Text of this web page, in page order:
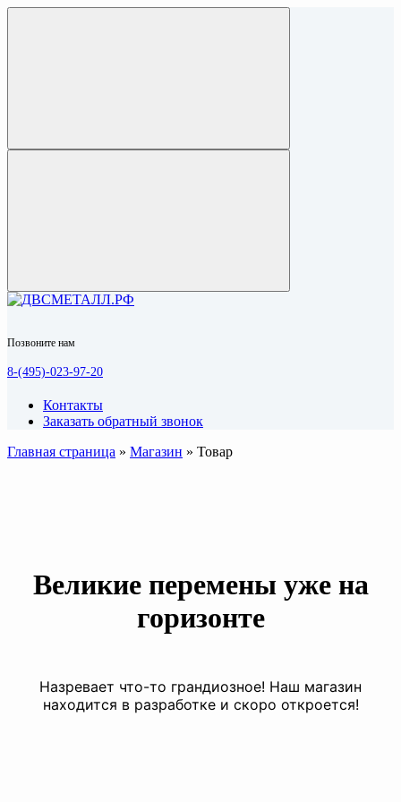
Позвоните нам
8-(495)-023-97-20
Контакты
Заказать обратный звонок
Главная страница » Магазин » Товар
Великие перемены уже на
горизонте
Назревает что-то грандиозное! Наш магазин
находится в разработке и скоро откроется!